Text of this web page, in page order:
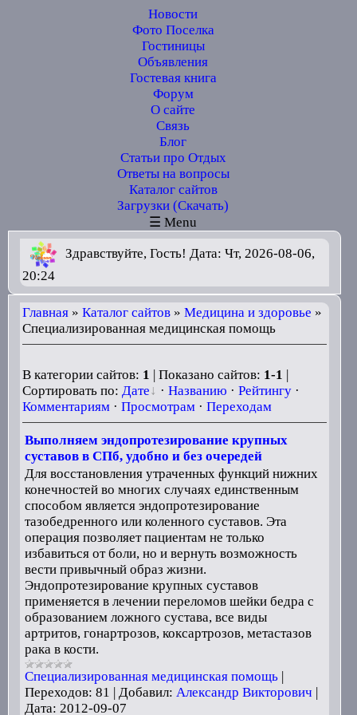
Новости
Фото Поселка
Гостиницы
Объявления
Гостевая книга
Форум
О сайте
Связь
Блог
Статьи про Отдых
Ответы на вопросы
Каталог сайтов
Загрузки (Скачать)
☰ Menu
Здравствуйте, Гость! Дата: Чт, 2026-08-06,
20:24
Главная» Каталог сайтов» Медицина и здоровье »
Специализированная медицинская помощь
В категории сайтов: 1 | Показано сайтов: 1-1
Сортировать по: Дате · Названию · Рейтингу·
Комментариям· Просмотрам· Переходам
Выполняем эндопротезирование крупных
суставов в СПб, удобно и без очередей
Для восстановления утраченных функций нижних
конечностей во многих случаях единственным
способом является эндопротезирование
тазобедренного или коленного суставов. Эта
операция позволяет пациентам не только
избавиться от боли, но и вернуть возможность
вести привычный образ жизни.
Эндопротезирование крупных суставов
применяется в лечении переломов шейки бедра с
образованием ложного сустава, все виды
артритов, гонартрозов, коксартрозов, метастазов
рака в кости.
Специализированная медицинская помощь|
Переходов: 81 | Добавил: Александр Викторович |
Дата: 2012-09-07